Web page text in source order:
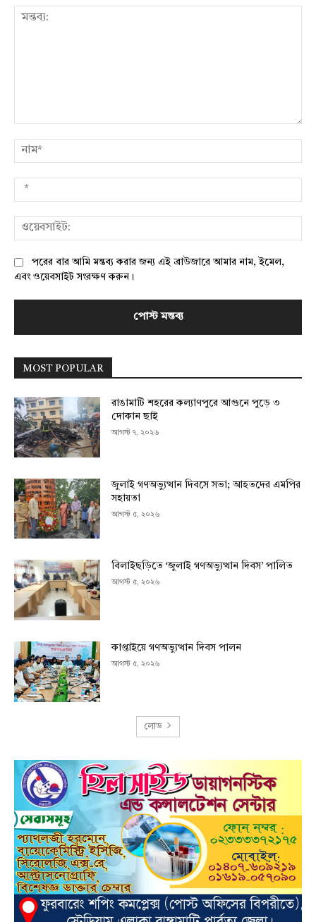
পরের বার আমি মন্তব্য করার জন্য এই ব্রাউজারে আমার নাম, ইমেল,
এবং ওয়েবসাইট সংরক্ষণ করুন।
MOST POPULAR
রাঙামাটি শহরের কল্যাণপুরে আগুনে পুড়ে ৩
দোকান ছাই
আগস্ট ৭, ২০২৬
জুলাই গণঅভ্যুত্থান দিবসে সভা; আহতদের এমপির
সহায়তা
আগস্ট ৫, ২০২৬
বিলাইছড়িতে ‘জুলাই গণঅভ্যুত্থান দিবস’ পালিত
আগস্ট ৫, ২০২৬
কাপ্তাইয়ে গণঅভ্যুত্থান দিবস পালন
আগস্ট ৫, ২০২৬
লোড